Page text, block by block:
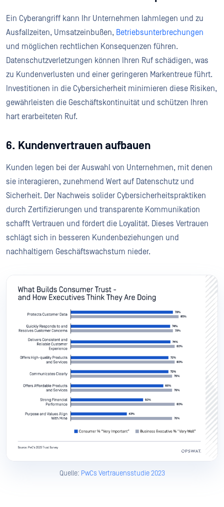
Ein Cyberangriff kann Ihr Unternehmen lahmlegen und zu
Ausfallzeiten, Umsatzeinbußen, Betriebsunterbrechungen
und möglichen rechtlichen Konsequenzen führen.
Datenschutzverletzungen können Ihren Ruf schädigen, was
zu Kundenverlusten und einer geringeren Markentreue führt.
Investitionen in die Cybersicherheit minimieren diese Risiken,
gewährleisten die Geschäftskontinuität und schützen Ihren
hart erarbeiteten Ruf.
6. Kundenvertrauen aufbauen
Kunden legen bei der Auswahl von Unternehmen, mit denen
sie interagieren, zunehmend Wert auf Datenschutz und
Sicherheit. Der Nachweis solider Cybersicherheitspraktiken
durch Zertifizierungen und transparente Kommunikation
schafft Vertrauen und fördert die Loyalität. Dieses Vertrauen
schlägt sich in besseren Kundenbeziehungen und
nachhaltigem Geschäftswachstum nieder.
Quelle: PwCs Vertrauensstudie 2023